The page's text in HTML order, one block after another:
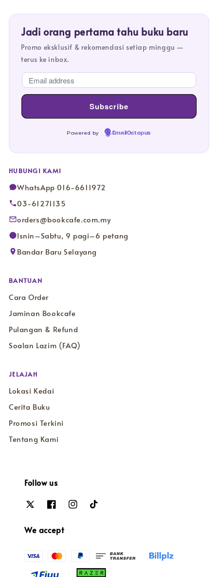
Jadi orang pertama tahu buku baru
Promo eksklusif & rekomendasi setiap minggu —
terus ke inbox.
Powered by EmailOctopus
HUBUNGI KAMI
WhatsApp 016-6611972
03-61271135
orders@bookcafe.com.my
Isnin–Sabtu, 9 pagi–6 petang
Bandar Baru Selayang
BANTUAN
Cara Order
Jaminan Bookcafe
Pulangan & Refund
Soalan Lazim (FAQ)
JELAJAH
Lokasi Kedai
Cerita Buku
Promosi Terkini
Tentang Kami
Follow us
We accept